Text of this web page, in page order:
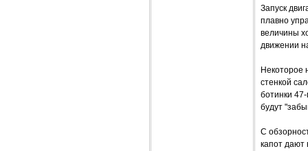
Запуск
плавно
величины
движении
Некоторое
стенкой
ботинки
будут
С
капот дают